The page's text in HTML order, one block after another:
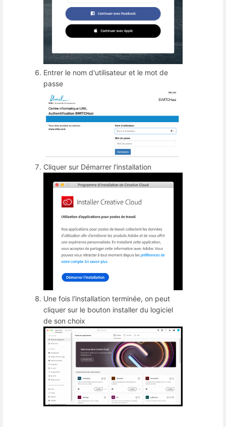
Entrer le nom d'utilisateur et le mot de
passe
Cliquer sur Démarrer l'installation
Une fois l'installation terminée, on peut
cliquer sur le bouton installer du logiciel
de son choix